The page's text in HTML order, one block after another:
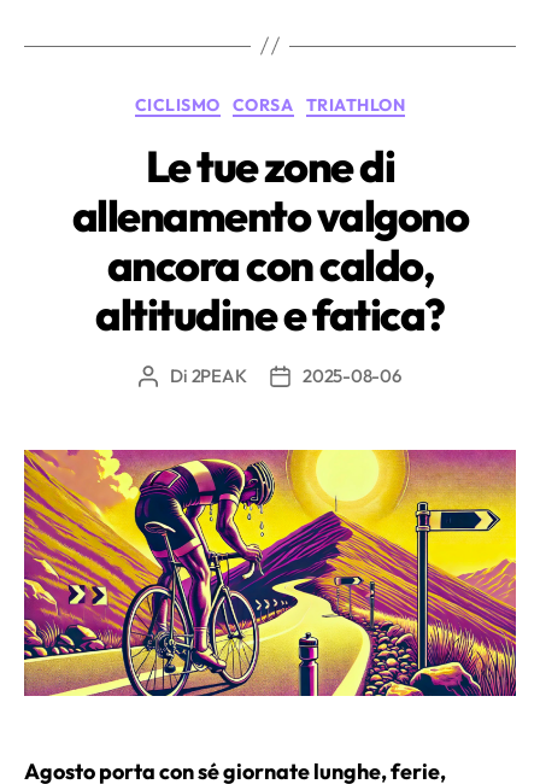
il
di
le
Categorie
CICLISMO CORSA TRIATHLON
Le tue zone di
allenamento valgono
ancora con caldo,
altitudine e fatica?
Autore
Di 2PEAK
Data2025-08-06
Agosto porta con sé giornate lunghe, ferie,